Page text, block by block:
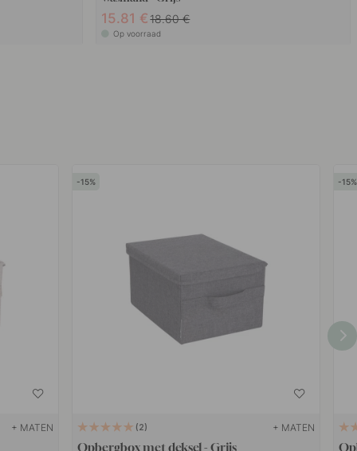
15.81 € 18.60 €
Op voorraad
+ MATEN
15
2 + MATEN
Opbergbox met deksel - Grijs
15